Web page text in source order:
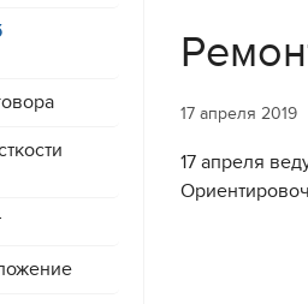
17 апреля 2019
17 апреля